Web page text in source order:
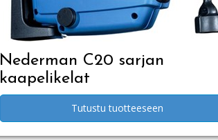
Nederman C20 sarjan
kaapelikelat
Tutustu tuotteeseen